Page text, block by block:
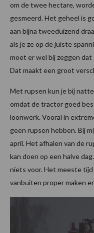
om de twee hectare,
gesmeerd. Het geheel is
aan bijna tweeduizend
als je ze op de juiste
moet er wel bij zeggen
Dat maakt een groot
Met rupsen kun je bij
omdat de tractor goed
loonwerk. Vooral in
geen rupsen hebben. Bij
april. Het afhalen van de
kan doen op een halve
niets voor. Het meeste
vanbuiten proper maken